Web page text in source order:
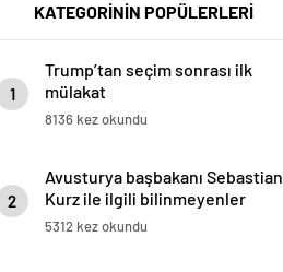
KATEGORİNİN POPÜLERLERİ
1
Trump’tan seçim sonrası ilk
mülakat
8136 kez okundu
2
Avusturya başbakanı Sebastian
Kurz ile ilgili bilinmeyenler
5312 kez okundu